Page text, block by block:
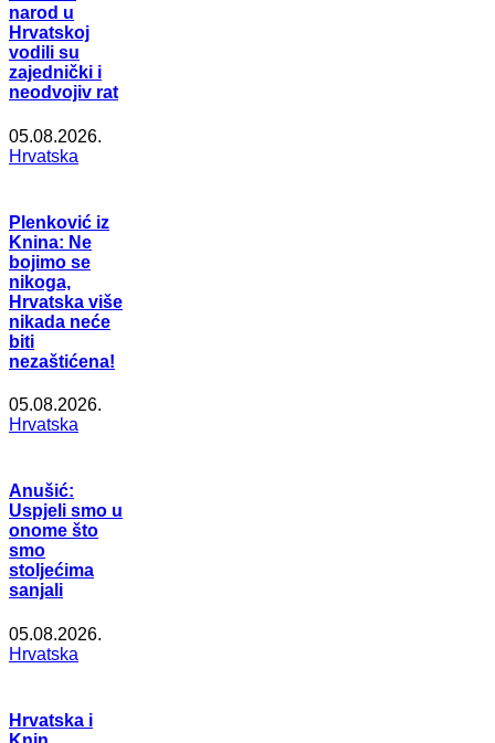
narod u
Hrvatskoj
vodili su
zajednički i
neodvojiv rat
05.08.2026.
Hrvatska
Plenković iz
Knina: Ne
bojimo se
nikoga,
Hrvatska više
nikada neće
biti
nezaštićena!
05.08.2026.
Hrvatska
Anušić:
Uspjeli smo u
onome što
smo
stoljećima
sanjali
05.08.2026.
Hrvatska
Hrvatska i